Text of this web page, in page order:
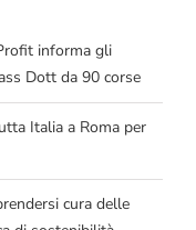
informa gli
Dott da 90 corse
Italia a Roma per
cura delle